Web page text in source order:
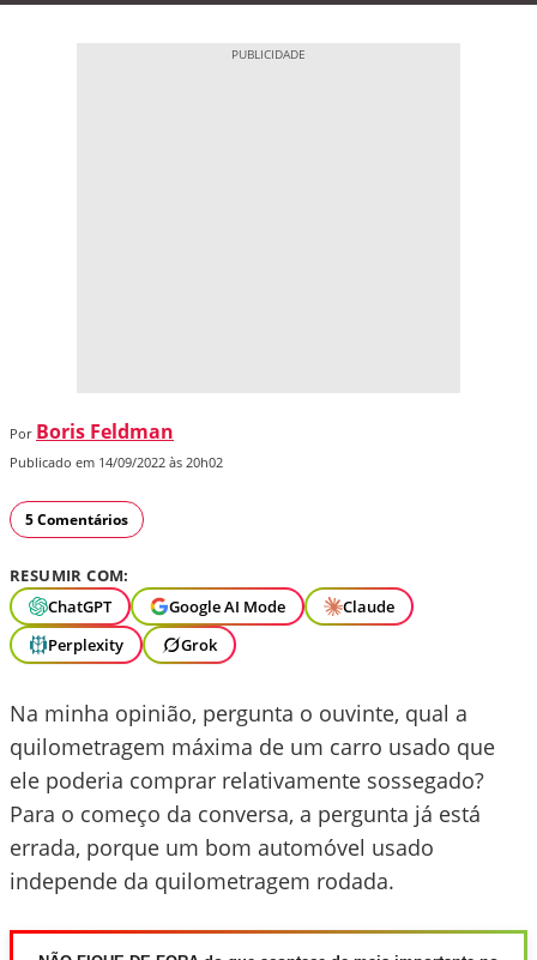
Por Boris Feldman
Publicado em 14/09/2022 às 20h02
5 Comentários
RESUMIR COM:
ChatGPT
Google AI Mode
Claude
Perplexity
Grok
Na minha opinião, pergunta o ouvinte, qual a
quilometragem máxima de um carro usado que
ele poderia comprar relativamente sossegado?
Para o começo da conversa, a pergunta já está
errada, porque um bom automóvel usado
independe da quilometragem rodada.